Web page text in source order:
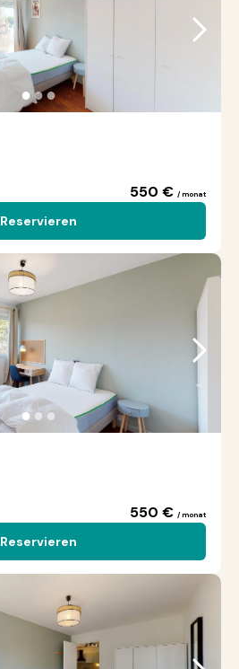
●●●
550 € / monat
Reservieren
●●●
550 € / monat
Reservieren